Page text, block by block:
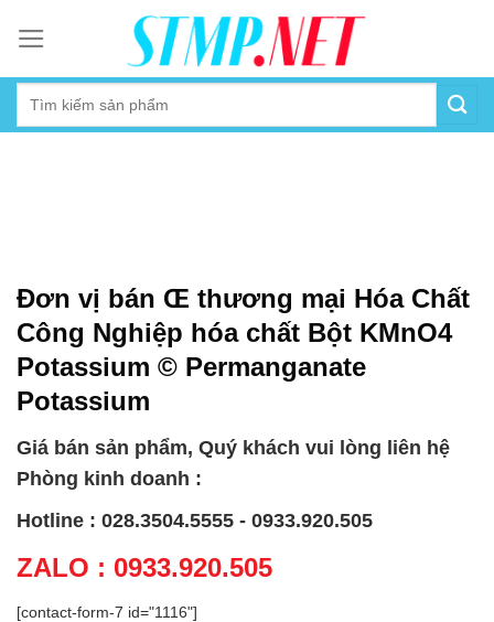
content
Đơn vị bán Œ thương mại Hóa Chất
Công Nghiệp hóa chất Bột KMnO4
Potassium © Permanganate
Potassium
Giá bán sản phẩm, Quý khách vui lòng liên hệ
Phòng kinh doanh :
Hotline : 028.3504.5555 - 0933.920.505
ZALO : 0933.920.505
[contact-form-7 id="1116"]